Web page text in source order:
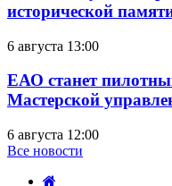
исторической
6 августа 13:00
ЕАО станет
Мастерской
6 августа 12:00
Все новости